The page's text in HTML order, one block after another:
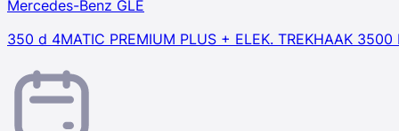
Mercedes-Benz GLE
350 d 4MATIC PREMIUM PLUS + ELEK. TREKHAAK 3500